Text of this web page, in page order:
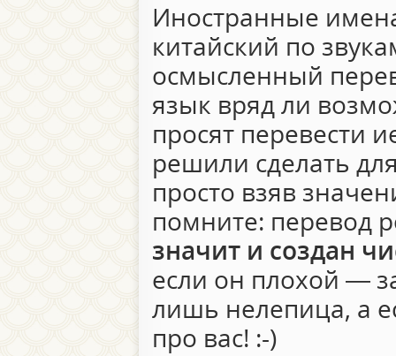
Иностранные
китайский по
осмысленный
язык вряд ли
просят перевести
решили сделать
просто взяв
помните: перевод
значит и создан
если он плохой —
лишь нелепица, а
про вас! :-)